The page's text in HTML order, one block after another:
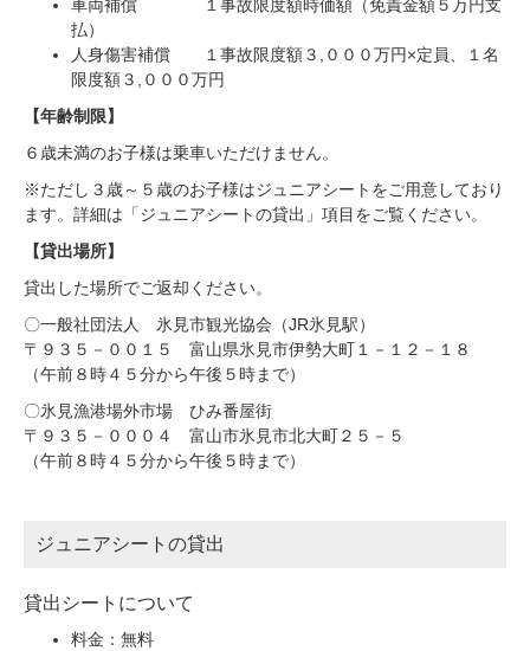
車両補償 １事故限度額時価額（免責金額５万円支
払）
人身傷害補償 １事故限度額３,０００万円×定員、１名
限度額３,０００万円
【年齢制限】
６歳未満のお子様は乗車いただけません。
※ただし３歳～５歳のお子様はジュニアシートをご用意しており
ます。詳細は「ジュニアシートの貸出」項目をご覧ください。
【貸出場所】
貸出した場所でご返却ください。
〇一般社団法人 氷見市観光協会（JR氷見駅）
〒９３５－００１５ 富山県氷見市伊勢大町１－１２－１８
（午前８時４５分から午後５時まで）
〇氷見漁港場外市場 ひみ番屋街
〒９３５－０００４ 富山市氷見市北大町２５－５
（午前８時４５分から午後５時まで）
ジュニアシートの貸出
貸出シートについて
料金：無料